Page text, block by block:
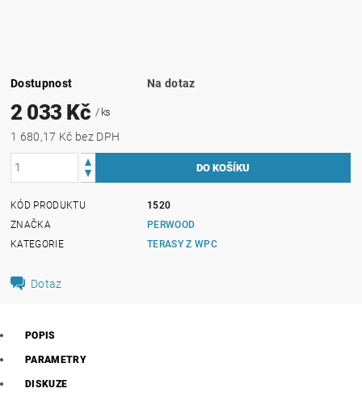
Dostupnost Na dotaz
2 033 Kč / ks
1 680,17 Kč bez DPH
KÓD PRODUKTU
1520
ZNAČKA
PERWOOD
KATEGORIE
TERASY Z WPC
Dotaz
POPIS
PARAMETRY
DISKUZE